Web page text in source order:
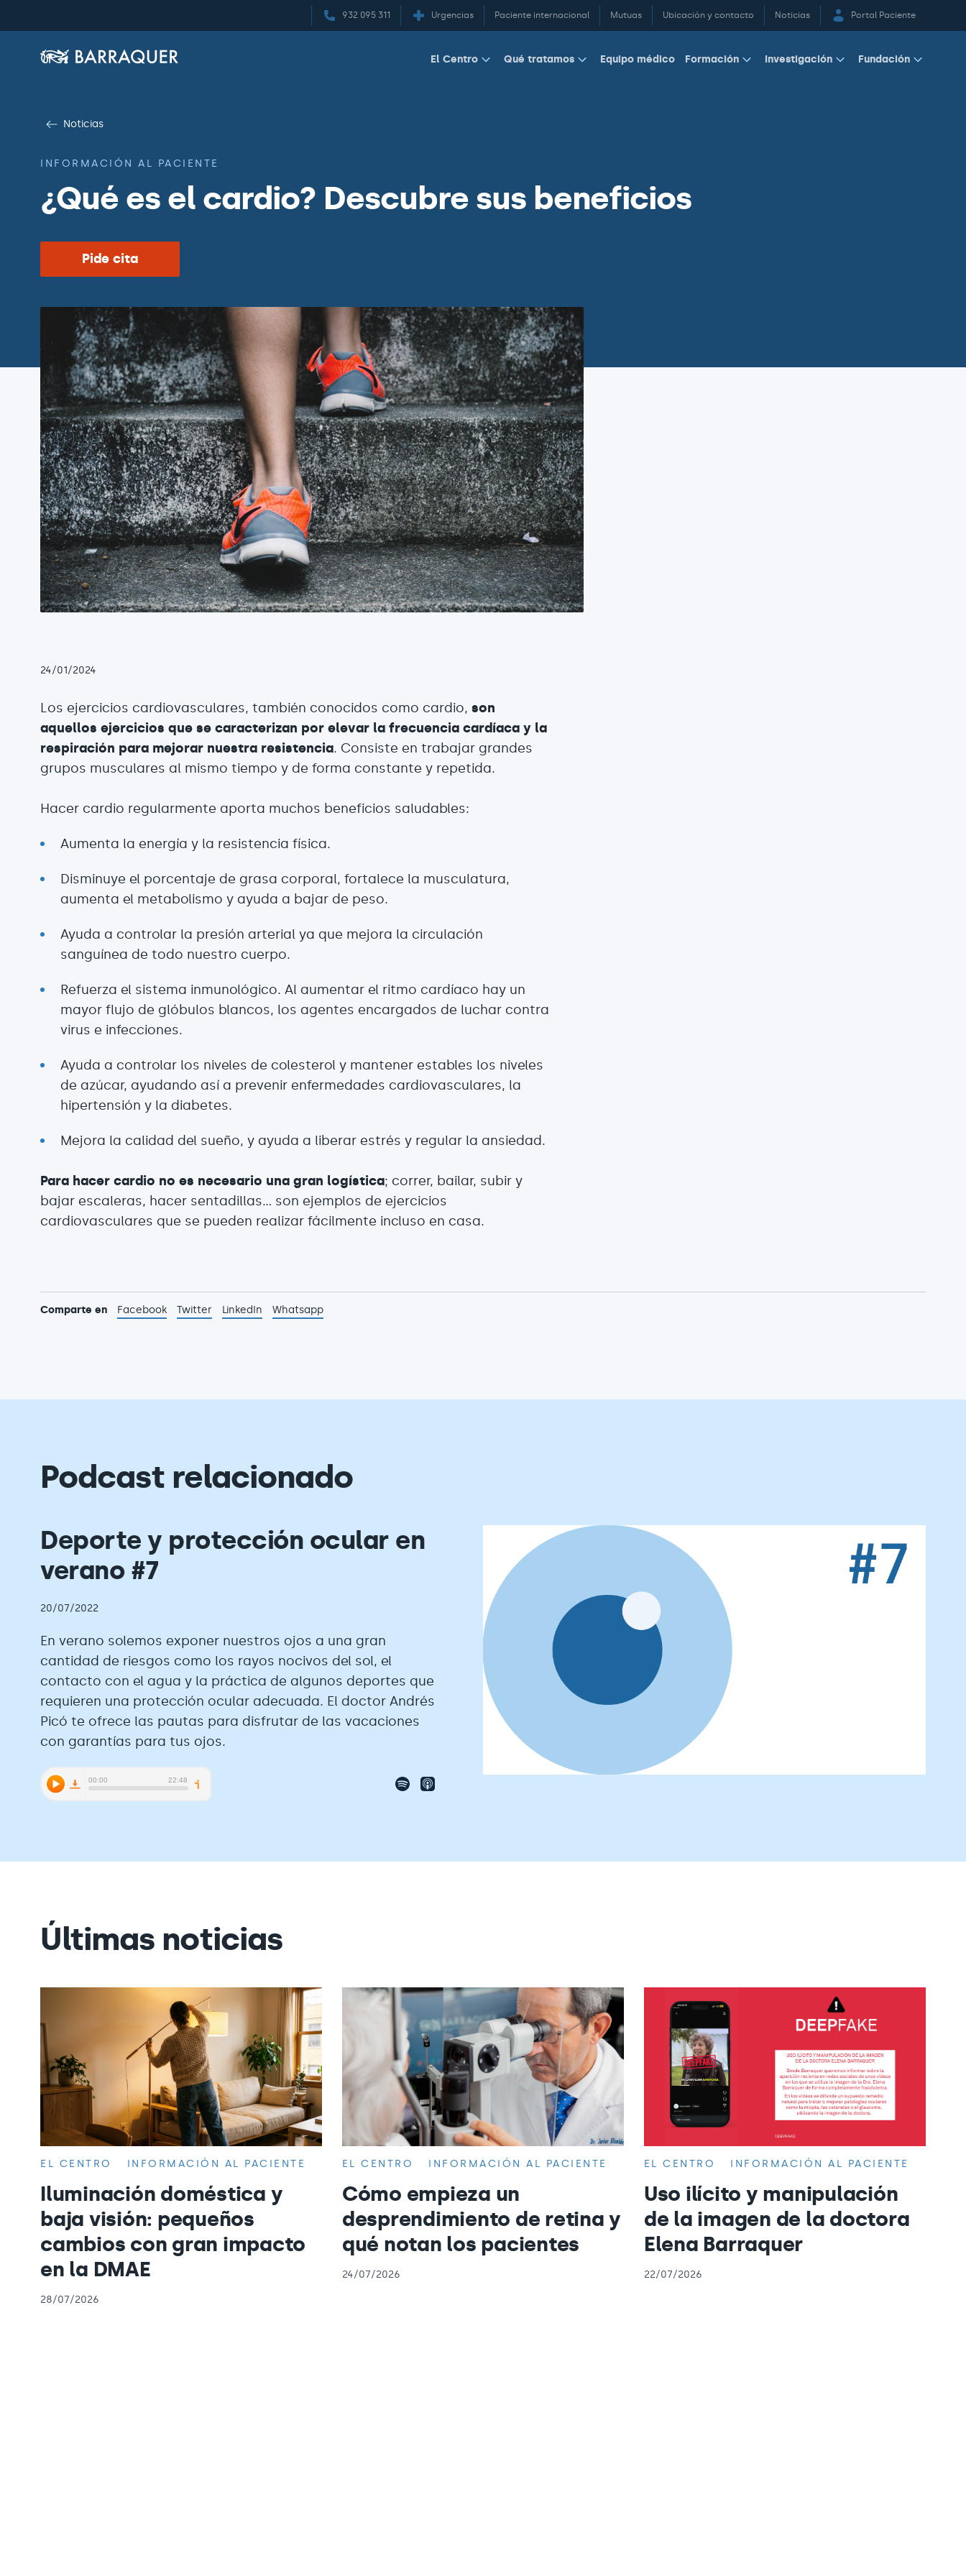
932 095 311 Urgencias Paciente internacional Mutuas Ubicación y contacto Noticias Portal Paciente
El Centro Qué tratamos Equipo médico Formación Investigación Fundación
Noticias
INFORMACIÓN AL PACIENTE
¿Qué es el cardio? Descubre sus beneficios
Pide cita
24/01/2024
Los ejercicios cardiovasculares, también conocidos como cardio,son
aquellos ejercicios que se caracterizan por elevar la frecuencia cardíaca y la
respiración para mejorar nuestra resistencia. Consiste en trabajar grandes
grupos musculares al mismo tiempo y de forma constante y repetida.
Hacer cardio regularmente aporta muchos beneficios saludables:
Aumenta la energía y la resistencia física.
Disminuye el porcentaje de grasa corporal, fortalece la musculatura,
aumenta el metabolismo y ayuda a bajar de peso.
Ayuda a controlar la presión arterial ya que mejora la circulación
sanguínea de todo nuestro cuerpo.
Refuerza el sistema inmunológico. Al aumentar el ritmo cardíaco hay un
mayor flujo de glóbulos blancos, los agentes encargados de luchar contra
virus e infecciones.
Ayuda a controlar los niveles de colesterol y mantener estables los niveles
de azúcar, ayudando así a prevenir enfermedades cardiovasculares, la
hipertensión y la diabetes.
Mejora la calidad del sueño, y ayuda a liberar estrés y regular la ansiedad.
Para hacer cardio no es necesario una gran logística; correr, bailar, subir y
bajar escaleras, hacer sentadillas… son ejemplos de ejercicios
cardiovasculares que se pueden realizar fácilmente incluso en casa.
Comparte en Facebook Twitter LinkedIn Whatsapp
Podcast relacionado
Deporte y protección ocular en
verano #7
20/07/2022
En verano solemos exponer nuestros ojos a una gran
cantidad de riesgos como los rayos nocivos del sol, el
contacto con el agua y la práctica de algunos deportes que
requieren una protección ocular adecuada. El doctor Andrés
Picó te ofrece las pautas para disfrutar de las vacaciones
con garantías para tus ojos.
Últimas noticias
EL CENTRO INFORMACIÓN AL PACIENTE
Iluminación doméstica y
baja visión: pequeños
cambios con gran impacto
en la DMAE
28/07/2026
EL CENTRO INFORMACIÓN AL PACIENTE
Cómo empieza un
desprendimiento de retina y
qué notan los pacientes
24/07/2026
EL CENTRO INFORMACIÓN AL PACIENTE
Uso ilícito y manipulación
de la imagen de la doctora
Elena Barraquer
22/07/2026